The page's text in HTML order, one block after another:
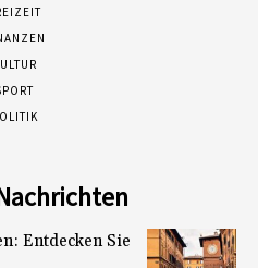
Entdecken Sie